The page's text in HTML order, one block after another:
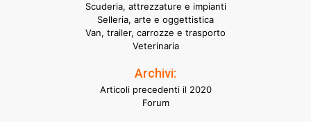
Scuderia, attrezzature e impianti
Selleria, arte e oggettistica
Van, trailer, carrozze e trasporto
Veterinaria
Archivi:
Articoli precedenti il 2020
Forum